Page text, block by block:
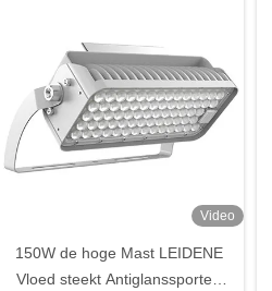
Video
150W de hoge Mast LEIDENE
Vloed steekt Antiglanssporten